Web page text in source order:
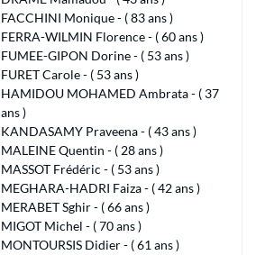
FACCHINI Monique - ( 83 ans )
FERRA-WILMIN Florence - ( 60 ans )
FUMEE-GIPON Dorine - ( 53 ans )
FURET Carole - ( 53 ans )
HAMIDOU MOHAMED Ambrata - ( 37
ans )
KANDASAMY Praveena - ( 43 ans )
MALEINE Quentin - ( 28 ans )
MASSOT Frédéric - ( 53 ans )
MEGHARA-HADRI Faiza - ( 42 ans )
MERABET Sghir - ( 66 ans )
MIGOT Michel - ( 70 ans )
MONTOURSIS Didier - ( 61 ans )